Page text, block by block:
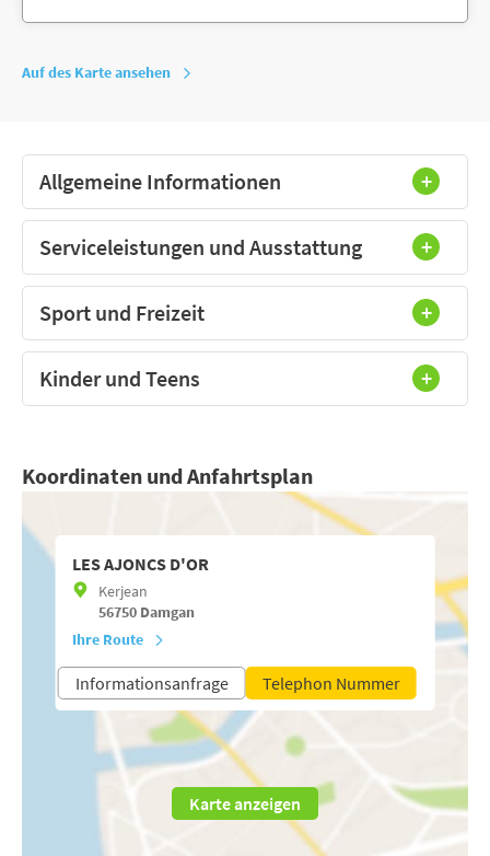
Auf des Karte ansehen
Allgemeine Informationen
Serviceleistungen und Ausstattung
Sport und Freizeit
Kinder und Teens
Koordinaten und Anfahrtsplan
LES AJONCS D'OR
Kerjean
56750 Damgan
Ihre Route
Informationsanfrage Telephon Nummer
Karte anzeigen